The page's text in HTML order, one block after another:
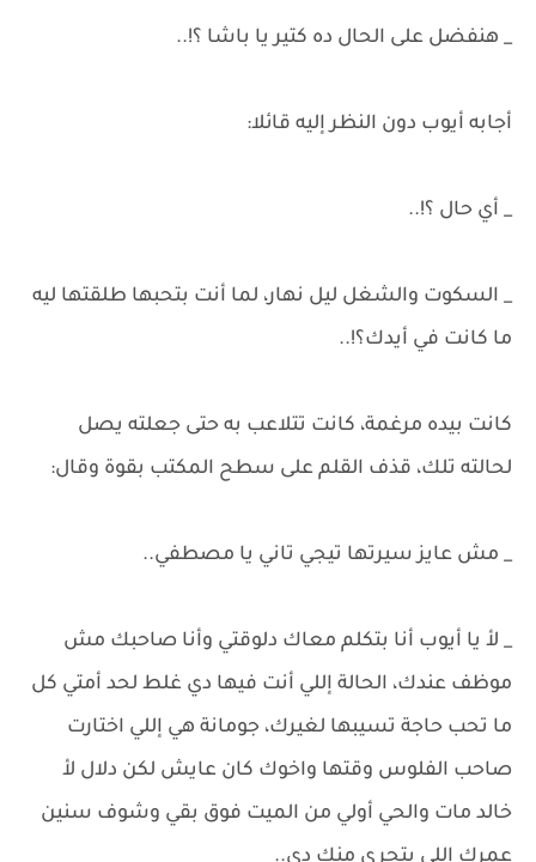
_ هنفضل على الحال ده كتير يا باشا ؟!..
أجابه أيوب دون النظر إليه قائلا:
_ أي حال ؟!..
_ السكوت والشغل ليل نهار، لما أنت بتحبها طلقتها ليه
ما كانت في أيدك؟!..
كانت بيده مرغمة، كانت تتلاعب به حتى جعلته يصل
لحالته تلك، قذف القلم على سطح المكتب بقوة وقال:
_ مش عايز سيرتها تيجي تاني يا مصطفي..
_ لأ يا أيوب أنا بتكلم معاك دلوقتي وأنا صاحبك مش
موظف عندك، الحالة إللي أنت فيها دي غلط لحد أمتي كل
ما تحب حاجة تسيبها لغيرك، جومانة هي إللي اختارت
صاحب الفلوس وقتها واخوك كان عايش لكن دلال لأ
خالد مات والحي أولي من الميت فوق بقي وشوف سنين
عمرك إللي بتجري منك دي..